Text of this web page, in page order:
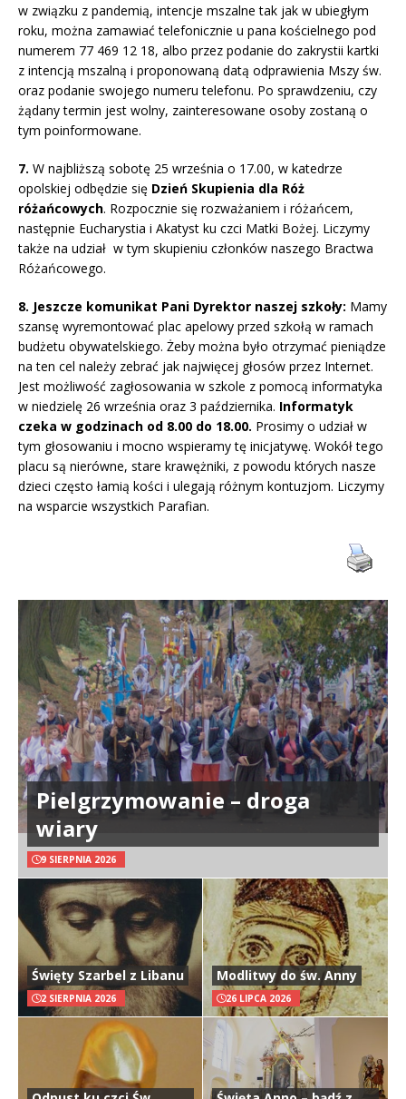
w związku z pandemią, intencje mszalne tak jak w ubiegłym
roku, można zamawiać telefonicznie u pana kościelnego pod
numerem 77 469 12 18, albo przez podanie do zakrystii kartki
z intencją mszalną i proponowaną datą odprawienia Mszy św.
oraz podanie swojego numeru telefonu. Po sprawdzeniu, czy
żądany termin jest wolny, zainteresowane osoby zostaną o
tym poinformowane.
7. W najbliższą sobotę 25 września o 17.00, w katedrze
opolskiej odbędzie się Dzień Skupienia dla Róż
różańcowych. Rozpocznie się rozważaniem i różańcem,
następnie Eucharystia i Akatyst ku czci Matki Bożej. Liczymy
także na udział w tym skupieniu członków naszego Bractwa
Różańcowego.
8. Jeszcze komunikat Pani Dyrektor naszej szkoły: Mamy
szansę wyremontować plac apelowy przed szkołą w ramach
budżetu obywatelskiego. Żeby można było otrzymać pieniądze
na ten cel należy zebrać jak najwięcej głosów przez Internet.
Jest możliwość zagłosowania w szkole z pomocą informatyka
w niedzielę 26 września oraz 3 października. Informatyk
czeka w godzinach od 8.00 do 18.00. Prosimy o udział w
tym głosowaniu i mocno wspieramy tę inicjatywę. Wokół tego
placu są nierówne, stare krawężniki, z powodu których nasze
dzieci często łamią kości i ulegają różnym kontuzjom. Liczymy
na wsparcie wszystkich Parafian.
Pielgrzymowanie – droga
wiary
9 SIERPNIA 2026
Święty Szarbel z Libanu
2 SIERPNIA 2026
Modlitwy do św. Anny
26 LIPCA 2026